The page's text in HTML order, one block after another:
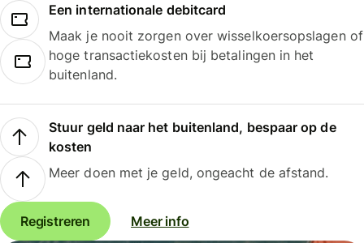
Een internationale debitcard
Maak je nooit zorgen over wisselkoersopslagen of
hoge transactiekosten bij betalingen in het
buitenland.
Stuur geld naar het buitenland, bespaar op de
kosten
Meer doen met je geld, ongeacht de afstand.
Registreren Meer info